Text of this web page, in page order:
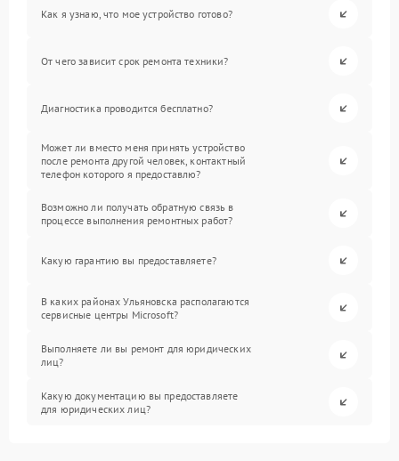
Как я узнаю, что мое устройство готово?
От чего зависит срок ремонта техники?
Диагностика проводится бесплатно?
Может ли вместо меня принять устройство
после ремонта другой человек, контактный
телефон которого я предоставлю?
Возможно ли получать обратную связь в
процессе выполнения ремонтных работ?
Какую гарантию вы предоставляете?
В каких районах Ульяновска располагаются
сервисные центры Microsoft?
Выполняете ли вы ремонт для юридических
лиц?
Какую документацию вы предоставляете
для юридических лиц?